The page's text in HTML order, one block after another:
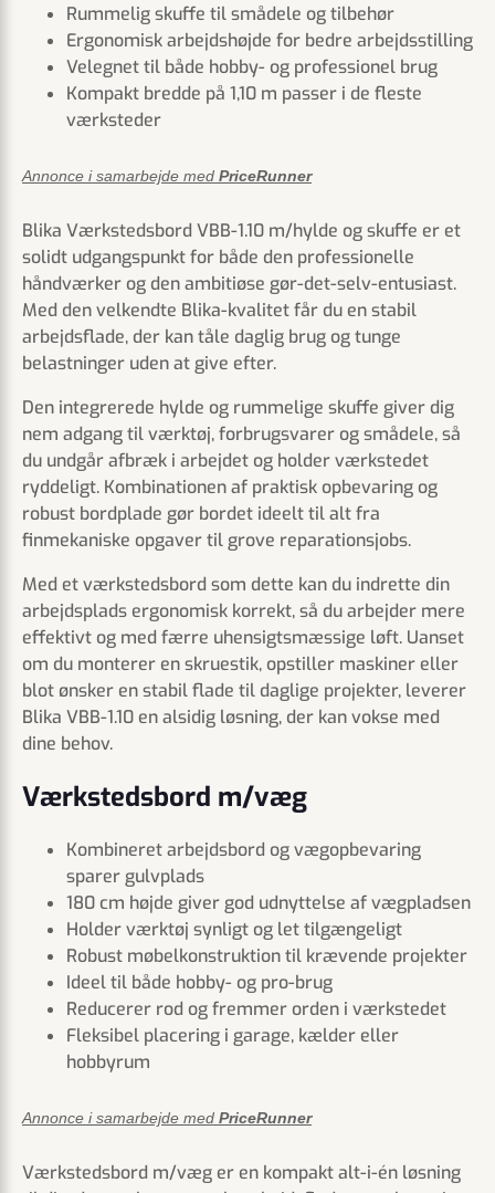
Rummelig skuffe til smådele og tilbehør
Ergonomisk arbejdshøjde for bedre arbejdsstilling
Velegnet til både hobby- og professionel brug
Kompakt bredde på 1,10 m passer i de fleste
værksteder
Annonce i samarbejde med PriceRunner
Blika Værkstedsbord VBB-1.10 m/hylde og skuffe er et
solidt udgangspunkt for både den professionelle
håndværker og den ambitiøse gør-det-selv-entusiast.
Med den velkendte Blika-kvalitet får du en stabil
arbejdsflade, der kan tåle daglig brug og tunge
belastninger uden at give efter.
Den integrerede hylde og rummelige skuffe giver dig
nem adgang til værktøj, forbrugsvarer og smådele, så
du undgår afbræk i arbejdet og holder værkstedet
ryddeligt. Kombinationen af praktisk opbevaring og
robust bordplade gør bordet ideelt til alt fra
finmekaniske opgaver til grove reparationsjobs.
Med et værkstedsbord som dette kan du indrette din
arbejdsplads ergonomisk korrekt, så du arbejder mere
effektivt og med færre uhensigtsmæssige løft. Uanset
om du monterer en skruestik, opstiller maskiner eller
blot ønsker en stabil flade til daglige projekter, leverer
Blika VBB-1.10 en alsidig løsning, der kan vokse med
dine behov.
Værkstedsbord m/væg
Kombineret arbejdsbord og vægopbevaring
sparer gulvplads
180 cm højde giver god udnyttelse af vægpladsen
Holder værktøj synligt og let tilgængeligt
Robust møbelkonstruktion til krævende projekter
Ideel til både hobby- og pro-brug
Reducerer rod og fremmer orden i værkstedet
Fleksibel placering i garage, kælder eller
hobbyrum
Annonce i samarbejde med PriceRunner
Værkstedsbord m/væg er en kompakt alt-i-én løsning